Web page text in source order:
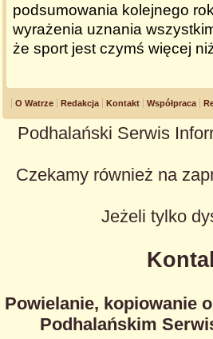
podsumowania kolejnego
wyrażenia uznania
że sport jest czymś więcej
O Watrze Redakcja Kontakt Współpraca
Podhalański Serwis
Czekamy również na
Jeżeli tylko
Powielanie, kopiowanie
Podhalańskim